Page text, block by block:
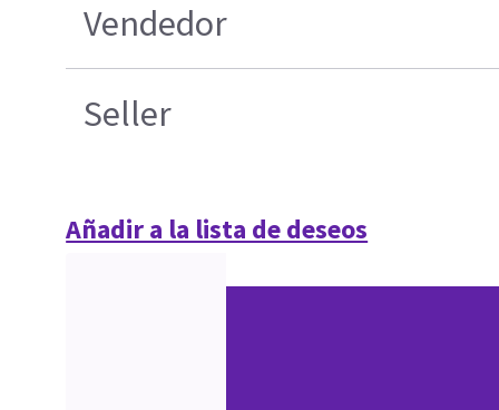
Vendedor
Seller
Añadir a la lista de deseos